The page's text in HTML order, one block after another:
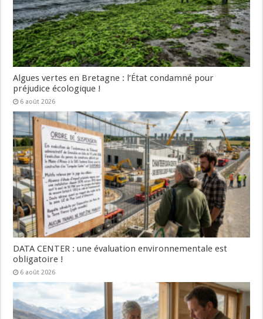
Algues vertes en Bretagne : l’État condamné pour
préjudice écologique !
6 août 2026
DATA CENTER : une évaluation environnementale est
obligatoire !
6 août 2026